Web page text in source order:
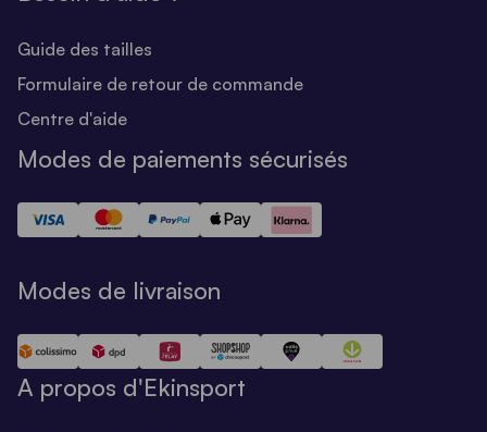
Guide des tailles
Formulaire de retour de commande
Centre d'aide
Modes de paiements sécurisés
Modes de livraison
A propos d'Ekinsport